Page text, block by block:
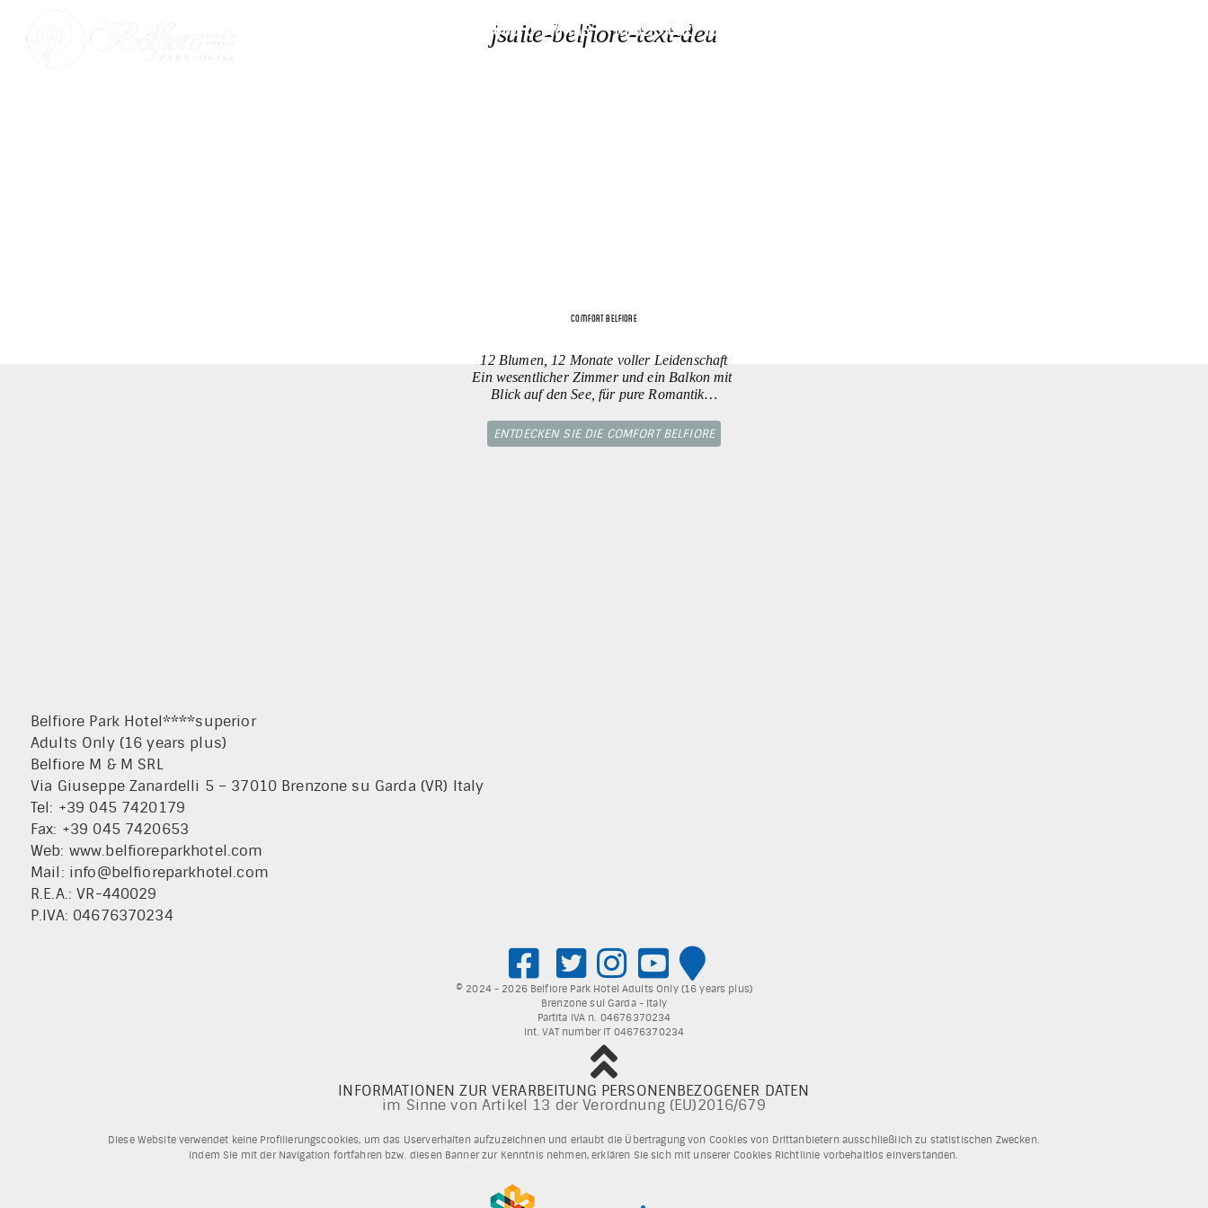
FOOD & DRINKS ADULTS ONLY 16+
jsuite-belfiore-text-deu
COMFORT BELFIORE
12 Blumen, 12 Monate voller Leidenschaft
Ein wesentlicher Zimmer und ein Balkon mit
Blick auf den See, für pure Romantik…
ENTDECKEN SIE DIE COMFORT BELFIORE
Belfiore Park Hotel****superior
Adults Only (16 years plus)
Belfiore M & M SRL
Via Giuseppe Zanardelli 5 – 37010 Brenzone su Garda (VR) Italy
Tel: +39 045 7420179
Fax: +39 045 7420653
Web: www.belfioreparkhotel.com
Mail: info@belfioreparkhotel.com
R.E.A.: VR-440029
P.IVA: 04676370234
© 2024 - 2026 Belfiore Park Hotel Adults Only (16 years plus)
Brenzone sul Garda - Italy
Partita IVA n. 04676370234
Int. VAT number IT 04676370234
INFORMATIONEN ZUR VERARBEITUNG PERSONENBEZOGENER DATEN
im Sinne von Artikel 13 der Verordnung (EU)2016/679
Diese Website verwendet keine Profilierungscookies, um das Userverhalten aufzuzeichnen und erlaubt die Übertragung von Cookies von Drittanbietern ausschließlich zu statistischen Zwecken.
Indem Sie mit der Navigation fortfahren bzw. diesen Banner zur Kenntnis nehmen, erklären Sie sich mit unserer Cookies Richtlinie vorbehaltlos einverstanden.